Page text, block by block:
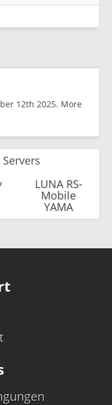
12th 2025. More
LUNA RS-
Mobile
YAMA